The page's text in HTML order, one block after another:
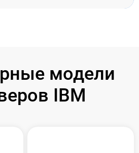
модели
IBM